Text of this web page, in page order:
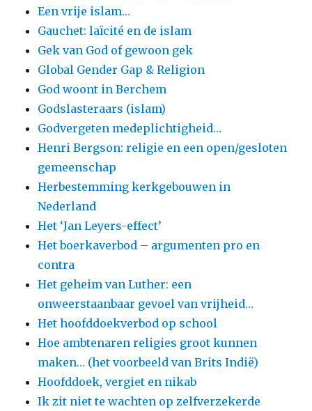
Een vrije islam…
Gauchet: laïcité en de islam
Gek van God of gewoon gek
Global Gender Gap & Religion
God woont in Berchem
Godslasteraars (islam)
Godvergeten medeplichtigheid…
Henri Bergson: religie en een open/gesloten
gemeenschap
Herbestemming kerkgebouwen in
Nederland
Het ‘Jan Leyers-effect’
Het boerkaverbod – argumenten pro en
contra
Het geheim van Luther: een
onweerstaanbaar gevoel van vrijheid…
Het hoofddoekverbod op school
Hoe ambtenaren religies groot kunnen
maken… (het voorbeeld van Brits Indië)
Hoofddoek, vergiet en nikab
Ik zit niet te wachten op zelfverzekerde